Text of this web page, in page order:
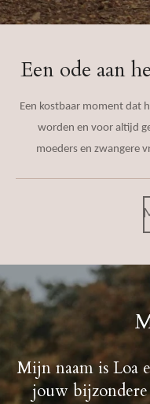
Een ode aan
Een kostbaar moment dat
worden en voor altijd
moeders en zwangere
Mijn naam is Loa
jouw